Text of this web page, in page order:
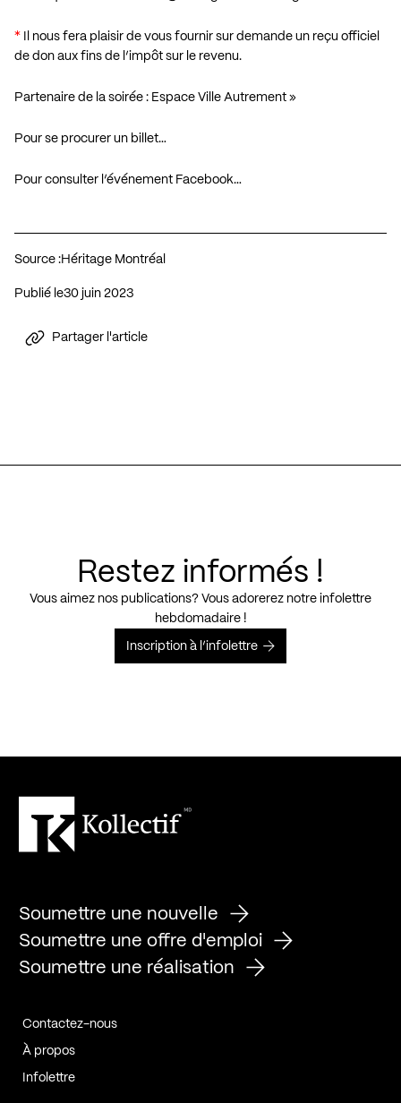
* Il nous fera plaisir de vous fournir sur demande un reçu officiel
de don aux fins de l’impôt sur le revenu.
Partenaire de la soirée : Espace Ville Autrement »
Pour se procurer un billet…
Pour consulter l’événement Facebook…
Source :Héritage Montréal
Publié le 30 juin 2023
Partager l'article
Restez informés !
Vous aimez nos publications? Vous adorerez notre infolettre
hebdomadaire !
Inscription à l’infolettre
Soumettre une nouvelle
Soumettre une offre d'emploi
Soumettre une réalisation
Contactez-nous
À propos
Infolettre